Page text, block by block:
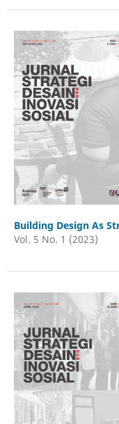
Building Design As
Vol. 5 No. 1 (2023)